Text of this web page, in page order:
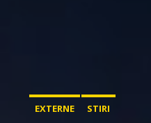
EXTERNE STIRI